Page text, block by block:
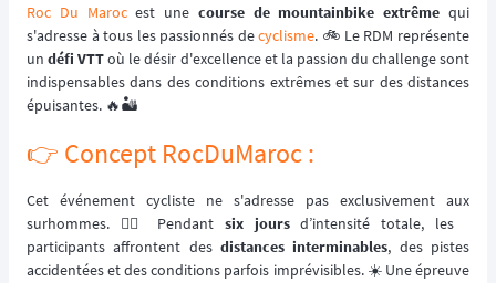
Roc Du Marocest une course de mountainbike extrême qui
s'adresse à tous les passionnés decyclisme. 🚲 Le RDM représente
undéfi VTToù le désir d'excellence et la passion du challenge sont
indispensables dans des conditions extrêmes et sur des distances
épuisantes. 🔥🏜️
👉️ Concept RocDuMaroc :
Cet événement cycliste ne s'adresse pas exclusivement aux
surhommes. 🦸‍♂️ Pendant six joursd’intensité totale, les
participants affrontent des distances interminables, des pistes
accidentées et des conditions parfois imprévisibles. ☀️ Une épreuve